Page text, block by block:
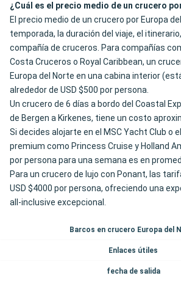
¿Cuál es el precio medio de un crucero
El precio medio de un crucero por Europa
temporada, la duración del viaje, el
compañía de cruceros. Para compañías
Costa Cruceros o Royal Caribbean, un
Europa del Norte en una cabina interior
alrededor de USD $500 por persona.
Un crucero de 6 días a bordo del Coastal
de Bergen a Kirkenes, tiene un costo
Si decides alojarte en el MSC Yacht Club o
premium como Princess Cruise y Holland
por persona para una semana es en
Para un crucero de lujo con Ponant, las
USD $4000 por persona, ofreciendo una
all-inclusive excepcional.
Barcos en crucero Europa del
Enlaces útiles
fecha de salida